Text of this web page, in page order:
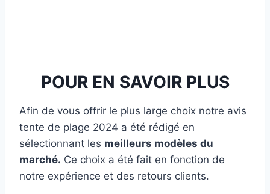
POUR EN SAVOIR PLUS
Afin de vous offrir le plus large choix notre avis
tente de plage 2024 a été rédigé en
sélectionnant les meilleurs modèles du
marché. Ce choix a été fait en fonction de
notre expérience et des retours clients.